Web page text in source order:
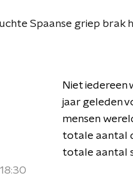
Spaanse griep brak
Niet iedereen
jaar geleden
mensen
totale aantal
totale aantal